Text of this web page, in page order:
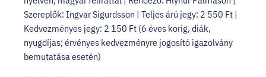
Szereplők: Ingvar Sigurdsson | Teljes árú jegy: 2 550 Ft |
Kedvezményes jegy: 2 150 Ft (6 éves korig, diák,
nyugdíjas; érvényes kedvezményre jogosító igazolvány
bemutatása esetén)